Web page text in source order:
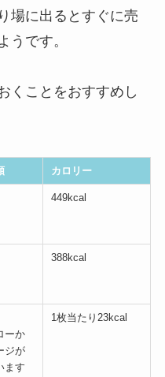
場に出るとすぐに売
うです。
くことをおすすめし
カロリー
449kcal
388kcal
ーか
ジが
ます
1枚当たり23kcal